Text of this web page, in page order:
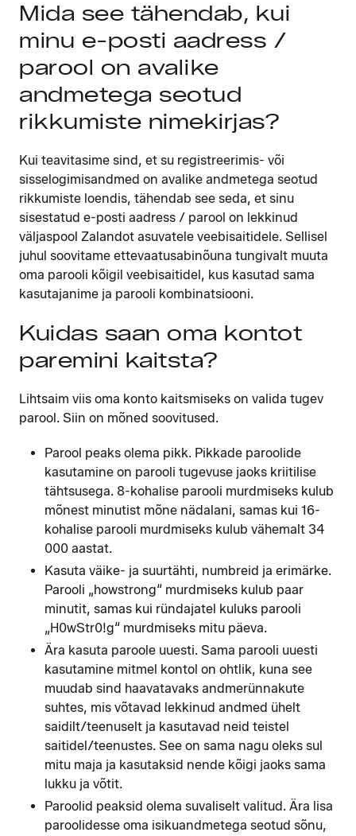
Mida see tähendab, kui
minu e-posti aadress /
parool on avalike
andmetega seotud
rikkumiste nimekirjas?
Kui teavitasime sind, et su registreerimis- või
sisselogimisandmed on avalike andmetega seotud
rikkumiste loendis, tähendab see seda, et sinu
sisestatud e-posti aadress / parool on lekkinud
väljaspool Zalandot asuvatele veebisaitidele. Sellisel
juhul soovitame ettevaatusabinõuna tungivalt muuta
oma parooli kõigil veebisaitidel, kus kasutad sama
kasutajanime ja parooli kombinatsiooni.
Kuidas saan oma kontot
paremini kaitsta?
Lihtsaim viis oma konto kaitsmiseks on valida tugev
parool. Siin on mõned soovitused.
Parool peaks olema pikk. Pikkade paroolide
kasutamine on parooli tugevuse jaoks kriitilise
tähtsusega. 8-kohalise parooli murdmiseks kulub
mõnest minutist mõne nädalani, samas kui 16-
kohalise parooli murdmiseks kulub vähemalt 34
000 aastat.
Kasuta väike- ja suurtähti, numbreid ja erimärke.
Parooli „howstrong“ murdmiseks kulub paar
minutit, samas kui ründajatel kuluks parooli
„H0wStr0!g“ murdmiseks mitu päeva.
Ära kasuta paroole uuesti. Sama parooli uuesti
kasutamine mitmel kontol on ohtlik, kuna see
muudab sind haavatavaks andmerünnakute
suhtes, mis võtavad lekkinud andmed ühelt
saidilt/teenuselt ja kasutavad neid teistel
saitidel/teenustes. See on sama nagu oleks sul
mitu maja ja kasutaksid nende kõigi jaoks sama
lukku ja võtit.
Paroolid peaksid olema suvaliselt valitud. Ära lisa
paroolidesse oma isikuandmetega seotud sõnu,